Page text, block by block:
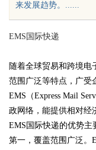
uz
来发展趋势。......
EMS国际快递
随着全球贸易和跨境电
范围广泛等特点，广受
EMS（Express Mail
政网络，能提供相对经
EMS国际快递的优势主
第一，覆盖范围广泛。
配眼镜